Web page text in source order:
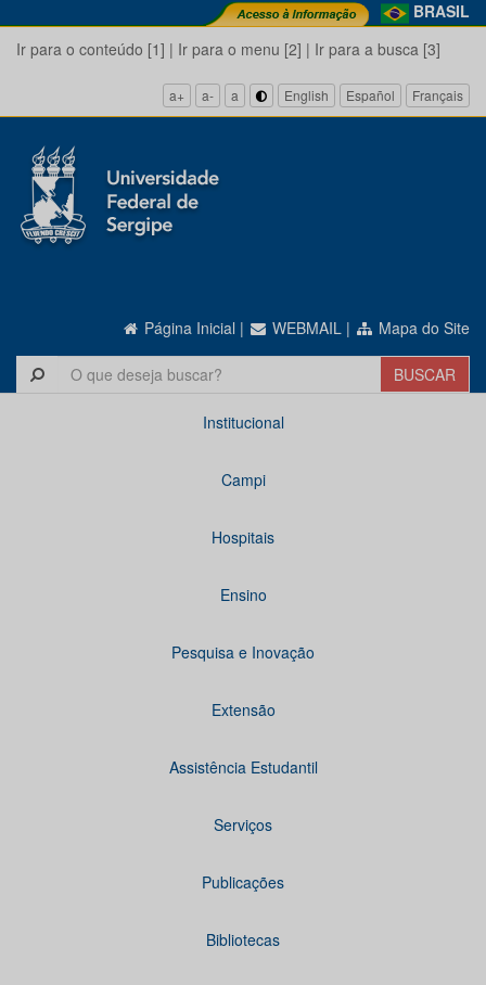
BRASIL
Ir para o conteúdo [1] | Ir para o menu [2] | Ir para a busca [3]
a+ a- a English Español Français
Página Inicial | WEBMAIL | Mapa do Site
Institucional
Campi
Hospitais
Ensino
Pesquisa e Inovação
Extensão
Assistência Estudantil
Serviços
Publicações
Bibliotecas